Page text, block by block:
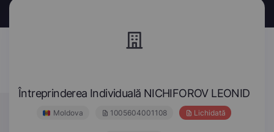
Întreprinderea Individuală NICHIFOROV LEONID
Moldova 1005604001108 Lichidată